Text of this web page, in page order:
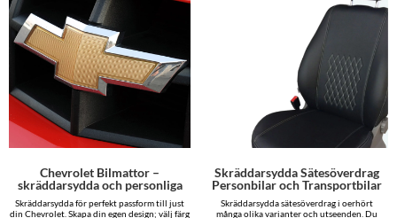
Chevrolet Bilmattor –
skräddarsydda och personliga
Skräddarsydda för perfekt passform till just
din Chevrolet. Skapa din egen design; välj färg
Skräddarsydda Sätesöverdrag
Personbilar och Transportbilar
Skräddarsydda sätesöverdrag i oerhört
många olika varianter och utseenden. Du